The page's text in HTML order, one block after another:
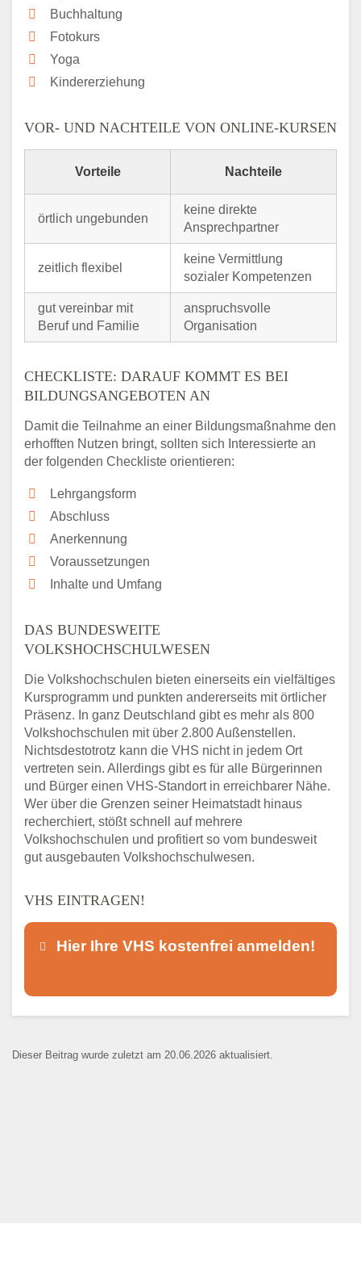
Buchhaltung
Fotokurs
Yoga
Kindererziehung
VOR- UND NACHTEILE VON ONLINE-KURSEN
Vorteile Nachteile
örtlich ungebunden
keine direkte
Ansprechpartner
zeitlich flexibel
keine Vermittlung
sozialer Kompetenzen
gut vereinbar mit
Beruf und Familie
anspruchsvolle
Organisation
CHECKLISTE: DARAUF KOMMT ES BEI
BILDUNGSANGEBOTEN AN
Damit die Teilnahme an einer Bildungsmaßnahme den
erhofften Nutzen bringt, sollten sich Interessierte an
der folgenden Checkliste orientieren:
Lehrgangsform
Abschluss
Anerkennung
Voraussetzungen
Inhalte und Umfang
DAS BUNDESWEITE
VOLKSHOCHSCHULWESEN
Die Volkshochschulen bieten einerseits ein vielfältiges
Kursprogramm und punkten andererseits mit örtlicher
Präsenz. In ganz Deutschland gibt es mehr als 800
Volkshochschulen mit über 2.800 Außenstellen.
Nichtsdestotrotz kann die VHS nicht in jedem Ort
vertreten sein. Allerdings gibt es für alle Bürgerinnen
und Bürger einen VHS-Standort in erreichbarer Nähe.
Wer über die Grenzen seiner Heimatstadt hinaus
recherchiert, stößt schnell auf mehrere
Volkshochschulen und profitiert so vom bundesweit
gut ausgebauten Volkshochschulwesen.
VHS EINTRAGEN!
Hier Ihre VHS kostenfrei anmelden!
Kontaktaufnahme und ist nicht
Dieser Beitrag wurde zuletzt am 20.06.2026 aktualisiert.